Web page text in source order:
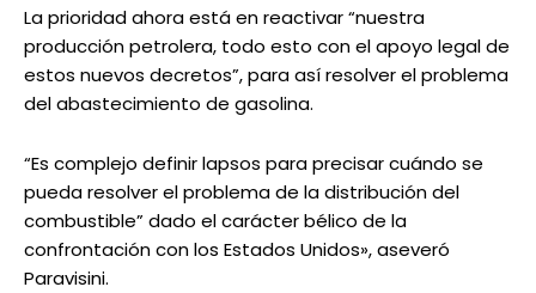
La prioridad ahora está en reactivar “nuestra
producción petrolera, todo esto con el apoyo legal de
estos nuevos decretos”, para así resolver el problema
del abastecimiento de gasolina.
“Es complejo definir lapsos para precisar cuándo se
pueda resolver el problema de la distribución del
combustible” dado el carácter bélico de la
confrontación con los Estados Unidos», aseveró
Paravisini.